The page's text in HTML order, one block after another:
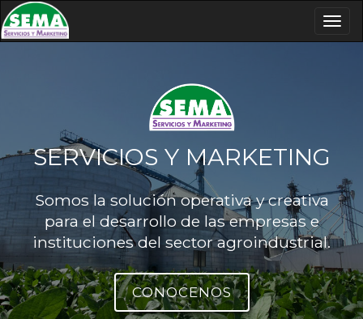
SERVICIOS Y MARKETING
Somos la solución operativa y creativa
para el desarrollo de las empresas e
instituciones del sector agroindustrial.
CONOCENOS